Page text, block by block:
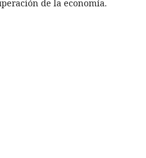
de la economía.